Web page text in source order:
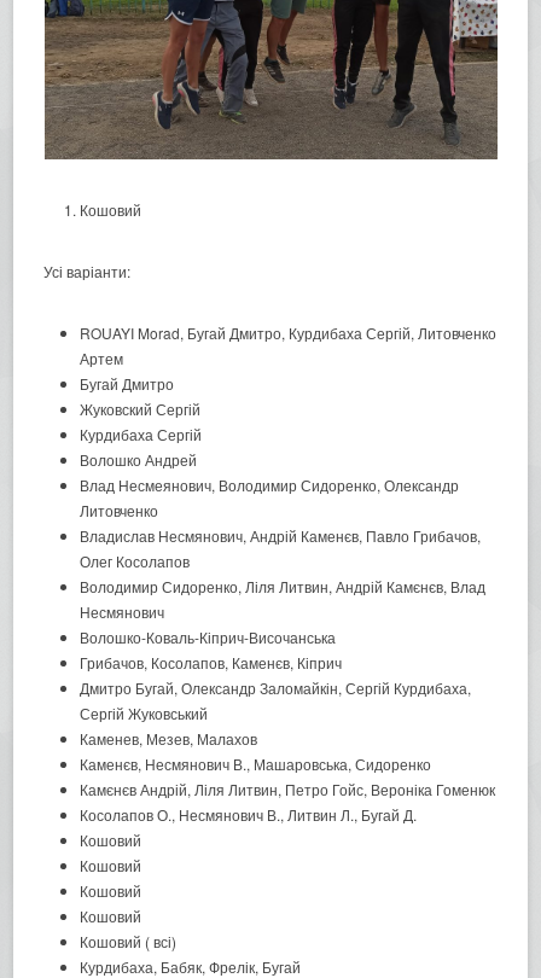
Кошовий
Усі варіанти:
ROUAYI Morad, Бугай Дмитро, Курдибаха Сергій, Литовченко
Артем
Бугай Дмитро
Жуковский Сергій
Курдибаха Сергій
Волошко Андрей
Влад Несмеянович, Володимир Сидоренко, Олександр
Литовченко
Владислав Несмянович, Андрій Каменєв, Павло Грибачов,
Олег Косолапов
Володимир Сидоренко, Ліля Литвин, Андрій Камєнєв, Влад
Несмянович
Волошко-Коваль-Кіприч-Височанська
Грибачов, Косолапов, Каменєв, Кіприч
Дмитро Бугай, Олександр Заломайкін, Сергій Курдибаха,
Сергій Жуковський
Каменев, Мезев, Малахов
Каменєв, Несмянович В., Машаровська, Сидоренко
Камєнєв Андрій, Ліля Литвин, Петро Гойс, Вероніка Гоменюк
Косолапов О., Несмянович В., Литвин Л., Бугай Д.
Кошовий
Кошовий
Кошовий
Кошовий
Кошовий ( всі)
Курдибаха, Бабяк, Фрелік, Бугай